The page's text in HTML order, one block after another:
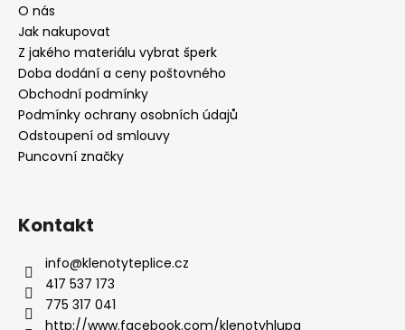
O nás
Jak nakupovat
Z jakého materiálu vybrat šperk
Doba dodání a ceny poštovného
Obchodní podmínky
Podmínky ochrany osobních údajů
Odstoupení od smlouvy
Puncovní značky
Kontakt
info@klenotyteplice.cz
417 537 173
775 317 041
http://www.facebook.com/klenotyhlupa